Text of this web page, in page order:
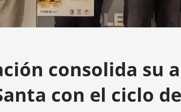
consolida su
con el ciclo